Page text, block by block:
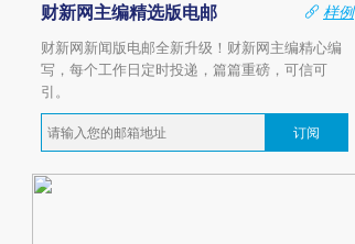
财新网主编精选版电邮
样例
财新网新闻版电邮全新升级！财新网主编精心编
写，每个工作日定时投递，篇篇重磅，可信可
引。
订阅